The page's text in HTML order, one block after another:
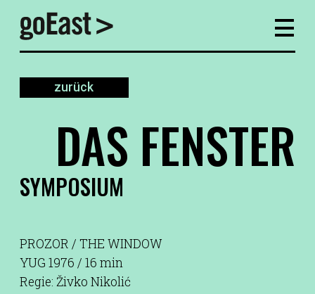
zurück
DAS FENSTER
SYMPOSIUM
PROZOR / THE WINDOW
YUG 1976 / 16 min
Regie: Živko Nikolić